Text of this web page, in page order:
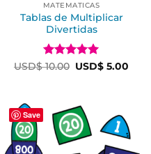
MATEMATICAS
Tablas de Multiplicar
Divertidas
Valorado en
USD$10.00 USD$ 5.00
Save